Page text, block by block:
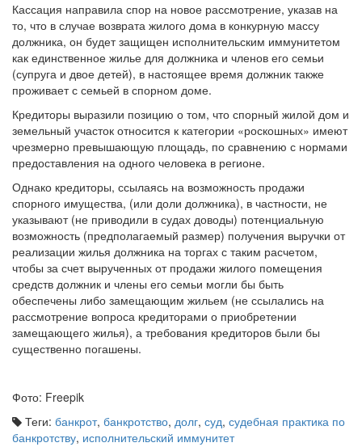
Кассация направила спор на новое рассмотрение, указав на
то, что в случае возврата жилого дома в конкурную массу
должника, он будет защищен исполнительским иммунитетом
как единственное жилье для должника и членов его семьи
(супруга и двое детей), в настоящее время должник также
проживает с семьей в спорном доме.
Кредиторы выразили позицию о том, что спорный жилой дом и
земельный участок относится к категории «роскошных» имеют
чрезмерно превышающую площадь, по сравнению с нормами
предоставления на одного человека в регионе.
Однако кредиторы, ссылаясь на возможность продажи
спорного имущества, (или доли должника), в частности, не
указывают (не приводили в судах доводы) потенциальную
возможность (предполагаемый размер) получения выручки от
реализации жилья должника на торгах с таким расчетом,
чтобы за счет вырученных от продажи жилого помещения
средств должник и члены его семьи могли бы быть
обеспечены либо замещающим жильем (не ссылались на
рассмотрение вопроса кредиторами о приобретении
замещающего жилья), а требования кредиторов были бы
существенно погашены.
Фото: Freepik
Теги: банкрот, банкротство, долг, суд, судебная практика по
банкротству, исполнительский иммунитет